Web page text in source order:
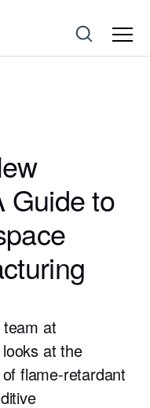
Guide to
at
at the
flame-retardant